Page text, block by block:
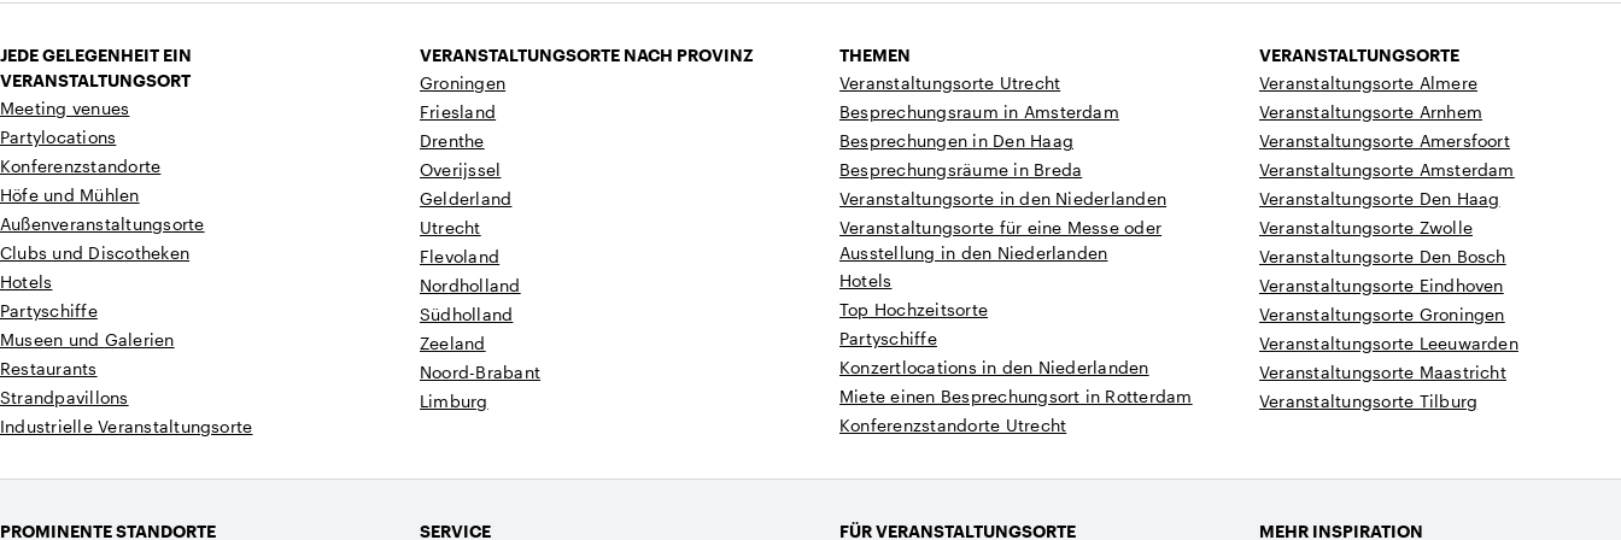
JEDE GELEGENHEIT EIN
VERANSTALTUNGSORT
Meeting venues
Partylocations
Konferenzstandorte
Höfe und Mühlen
Außenveranstaltungsorte
Clubs und Discotheken
Hotels
Partyschiffe
Museen und Galerien
Restaurants
Strandpavillons
Industrielle Veranstaltungsorte
VERANSTALTUNGSORTE NACH PROVINZ
Groningen
Friesland
Drenthe
Overijssel
Gelderland
Utrecht
Flevoland
Nordholland
Südholland
Zeeland
Noord-Brabant
Limburg
THEMEN
Veranstaltungsorte Utrecht
Besprechungsraum in Amsterdam
Besprechungen in Den Haag
Besprechungsräume in Breda
Veranstaltungsorte in den Niederlanden
Veranstaltungsorte für eine Messe oder
Ausstellung in den Niederlanden
Hotels
Top Hochzeitsorte
Partyschiffe
Konzertlocations in den Niederlanden
Miete einen Besprechungsort in Rotterdam
Konferenzstandorte Utrecht
VERANSTALTUNGSORTE
Veranstaltungsorte Almere
Veranstaltungsorte Arnhem
Veranstaltungsorte Amersfoort
Veranstaltungsorte Amsterdam
Veranstaltungsorte Den Haag
Veranstaltungsorte Zwolle
Veranstaltungsorte Den Bosch
Veranstaltungsorte Eindhoven
Veranstaltungsorte Groningen
Veranstaltungsorte Leeuwarden
Veranstaltungsorte Maastricht
Veranstaltungsorte Tilburg
PROMINENTE STANDORTE SERVICE FÜR VERANSTALTUNGSORTE MEHR INSPIRATION